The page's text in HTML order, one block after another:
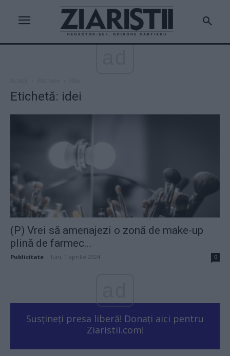
Etichetă: idei
(P) Vrei să amenajezi o zonă de make-up
plină de farmec...
Publicitate luni, 1 aprilie 2024 0
Susțineți presa liberă! Donați aici pentru
Ziaristii.com!